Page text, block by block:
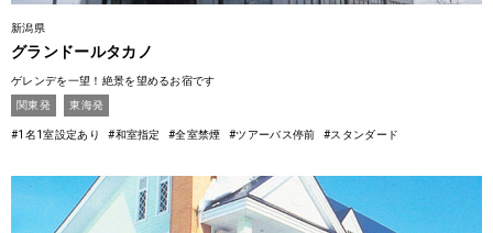
新潟県
グランドールタカノ
ゲレンデを一望！絶景を望めるお宿です
関東発
東海発
#1名1室設定あり #和室指定 #全室禁煙 #ツアーバス停前 #スタンダード